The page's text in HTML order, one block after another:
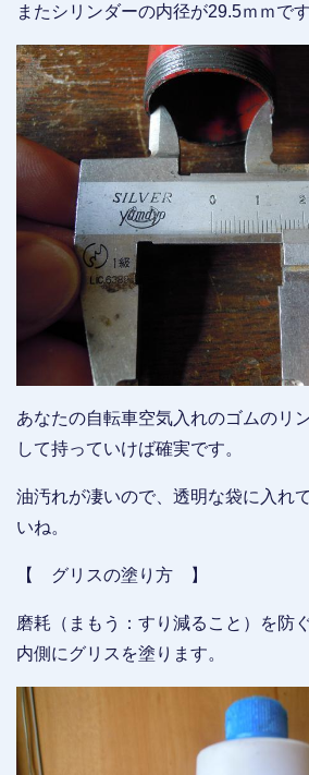
またシリンダーの内径が29.5ｍｍです
あなたの自転車空気入れのゴムのリ
して持っていけば確実です。
油汚れが凄いので、透明な袋に入れ
いね。
【 グリスの塗り方 】
磨耗（まもう：すり減ること）を防
内側にグリスを塗ります。